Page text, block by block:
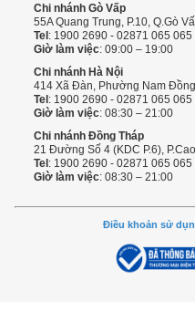
Chi nhánh Gò Vấp
55A Quang Trung, P.10, Q.Gò
Tel: 1900 2690 - 02871 065
Giờ làm việc: 09:00 – 19:00
Chi nhánh Hà Nội
414 Xã Đàn, Phường Nam
Tel: 1900 2690 - 02871 065
Giờ làm việc: 08:30 – 21:00
Chi nhánh Đồng Tháp
21 Đường Số 4 (KDC P.6),
Tel: 1900 2690 - 02871 065
Giờ làm việc: 08:30 – 21:00
Điều khoản sử